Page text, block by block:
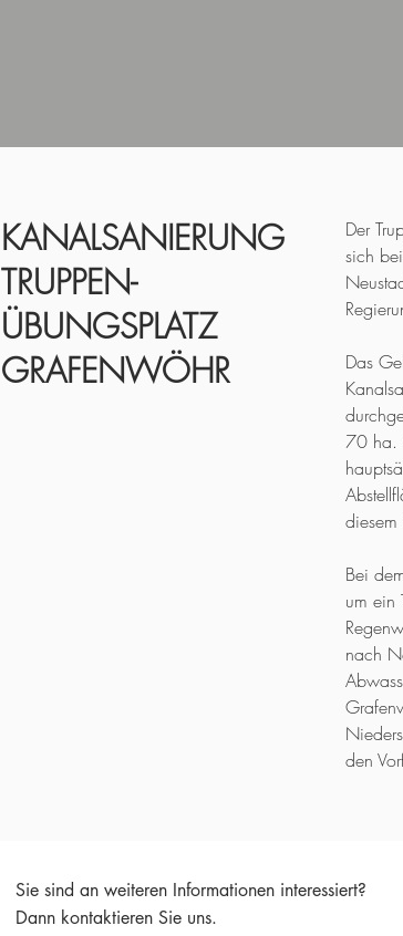
KANALSANIERUNG
TRUPPEN-
ÜBUNGSPLATZ
GRAFENWÖHR
Der
sich
Das
70 ha.
diesem
Bei
um ein
nach
den
Sie sind an weiteren Informationen interessiert?
Dann kontaktieren Sie uns.